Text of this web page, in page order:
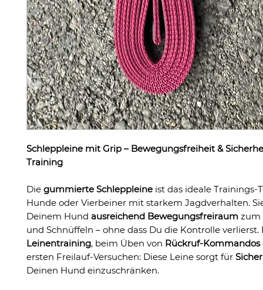
Schleppleine mit Grip – Bewegungsfreiheit &
Training
Die gummierte Schleppleine ist das ideale Trainings-
Hunde oder Vierbeiner mit starkem Jagdverhalten.
Deinem Hund ausreichend Bewegungsfreiraum zum
und Schnüffeln – ohne dass Du die Kontrolle verlierst.
Leinentraining, beim Üben von Rückruf-Kommandos
ersten Freilauf-Versuchen: Diese Leine sorgt für
Deinen Hund einzuschränken.